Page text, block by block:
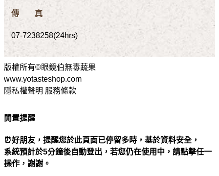
傳 真
07-7238258(24hrs)
版權所有©眼鏡伯無毒蔬果
www.yotasteshop.com
隱私權聲明 服務條款
閒置提醒
⏰好朋友，提醒您於此頁面已停留多時，基於資料安全，
系統預計於5分鐘後自動登出，若您仍在使用中，請點擊任一
操作，謝謝。